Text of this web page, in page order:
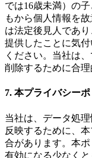
では16歳未満）の
もから個人情報を
は法定後見人であ
提供したことに気
ください。当社は
削除するために合理
7. 本プライバシー
当社は、データ処
反映するために、
合があります。本
有効になる少なく